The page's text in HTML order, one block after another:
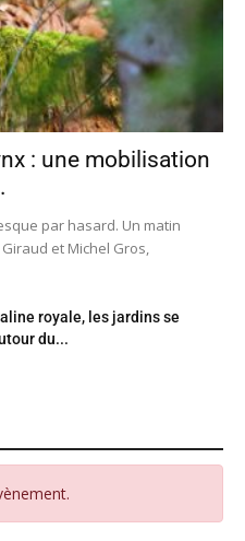
: une mobilisation
par hasard. Un matin
et Michel Gros,
royale, les jardins se
du...